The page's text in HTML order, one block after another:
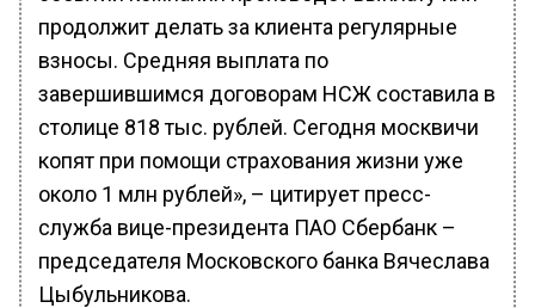
продолжит делать за клиента регулярные
взносы. Средняя выплата по
завершившимся договорам НСЖ составила в
столице 818 тыс. рублей. Сегодня москвичи
копят при помощи страхования жизни уже
около 1 млн рублей», – цитирует пресс-
служба вице-президента ПАО Сбербанк –
председателя Московского банка Вячеслава
Цыбульникова.